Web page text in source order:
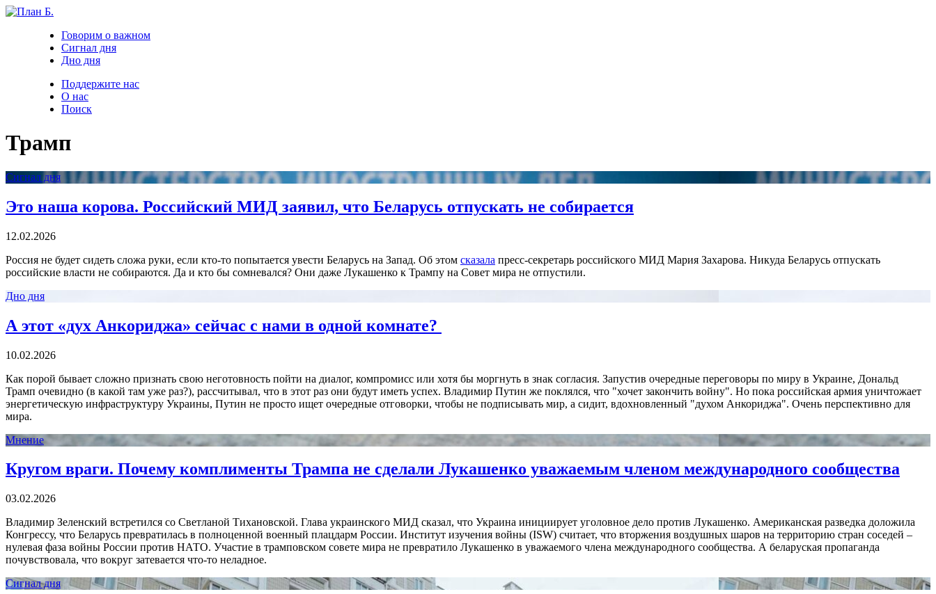
Говорим о важном
Сигнал дня
Дно дня
Поддержите нас
О нас
Поиск
Трамп
Сигнал дня
Это наша корова. Российский МИД заявил, что Беларусь отпускать не собирается
12.02.2026
Россия не будет сидеть сложа руки, если кто-то попытается увести Беларусь на Запад. Об этом сказала пресс-секретарь российского МИД Мария Захарова. Никуда Беларусь отпускать
российские власти не собираются. Да и кто бы сомневался? Они даже Лукашенко к Трампу на Совет мира не отпустили.
Дно дня
А этот «дух Анкориджа» сейчас с нами в одной комнате?
10.02.2026
Как порой бывает сложно признать свою неготовность пойти на диалог, компромисс или хотя бы моргнуть в знак согласия. Запустив очередные переговоры по миру в Украине, Дональд
Трамп очевидно (в какой там уже раз?), рассчитывал, что в этот раз они будут иметь успех. Владимир Путин же поклялся, что "хочет закончить войну". Но пока российская армия уничтожает
энергетическую инфраструктуру Украины, Путин не просто ищет очередные отговорки, чтобы не подписывать мир, а сидит, вдохновленный "духом Анкориджа". Очень перспективно для
мира.
Мнение
Кругом враги. Почему комплименты Трампа не сделали Лукашенко уважаемым членом международного сообщества
03.02.2026
Владимир Зеленский встретился со Светланой Тихановской. Глава украинского МИД сказал, что Украина инициирует уголовное дело против Лукашенко. Американская разведка доложила
Конгрессу, что Беларусь превратилась в полноценной военный плацдарм России. Институт изучения войны (ISW) считает, что вторжения воздушных шаров на территорию стран соседей –
нулевая фаза войны России против НАТО. Участие в трамповском совете мира не превратило Лукашенко в уважаемого члена международного сообщества. А беларуская пропаганда
почувствовала, что вокруг затевается что-то неладное.
Сигнал дня